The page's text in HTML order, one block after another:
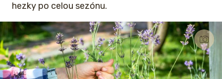
hezky po celou sezónu.